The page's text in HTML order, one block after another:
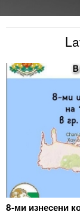
8-ми изнесени